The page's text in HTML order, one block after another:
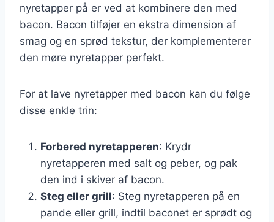
nyretapper på er ved at kombinere den med
bacon. Bacon tilføjer en ekstra dimension af
smag og en sprød tekstur, der komplementerer
den møre nyretapper perfekt.
For at lave nyretapper med bacon kan du følge
disse enkle trin:
Forbered nyretapperen: Krydr
nyretapperen med salt og peber, og pak
den ind i skiver af bacon.
Steg eller grill: Steg nyretapperen på en
pande eller grill, indtil baconet er sprødt og